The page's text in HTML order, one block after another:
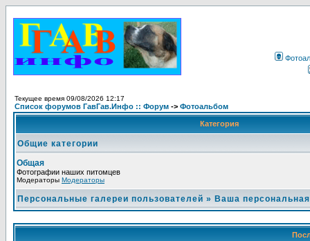
Текущее время 09/08/2026 12:17
Список форумов ГавГав.Инфо :: Форум -> Фотоальбом
Категория
Общие категории
Общая
Фотографии наших питомцев
Модераторы Модераторы
Персональные галереи пользователей » Ваша